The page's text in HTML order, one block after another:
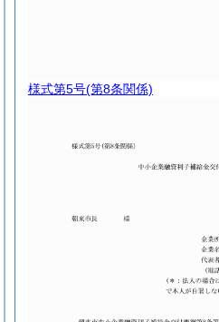
様式第5号(第8条関係)